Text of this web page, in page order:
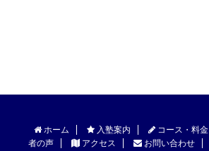
ホーム 入塾案内 コース・料金
者の声
アクセス お問い合わせ